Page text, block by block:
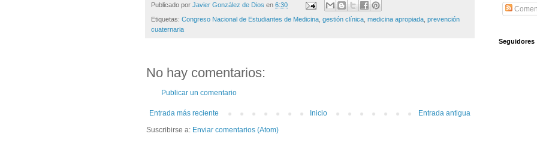
Publicado por Javier González de Dios en 6:30
Etiquetas: Congreso Nacional de Estudiantes de Medicina gestión clínica medicina apropiada prevención
cuaternaria
No hay comentarios:
Publicar un comentario
Entrada más reciente Entrada antigua
Inicio
Suscribirse a: Enviar comentarios (Atom)
Seguidores